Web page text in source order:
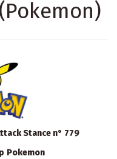
Stance n° 779
Pokemon